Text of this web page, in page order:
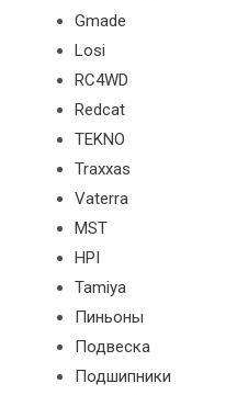
Gmade
Losi
RC4WD
Redcat
TEKNO
Traxxas
Vaterra
MST
HPI
Tamiya
Пиньоны
Подвеска
Подшипники